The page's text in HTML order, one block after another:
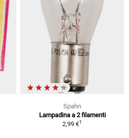
Spahn
Lampadina a 2 filamenti
2,99 €1